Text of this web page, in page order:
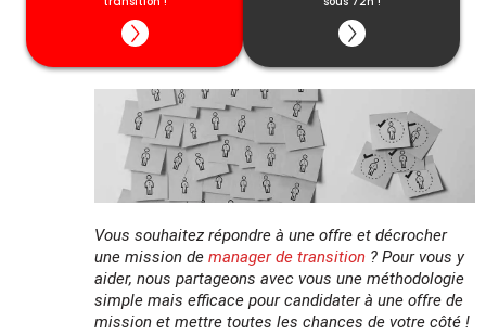
Vous souhaitez répondre à une offre et décrocher
une mission demanager de transition ? Pour vous y
aider, nous partageons avec vous une méthodologie
simple mais efficace pour candidater à une offre de
mission et mettre toutes les chances de votre côté !
Cette date ne vous convient pas ? Découvrez
toutes les dates disponiblesici